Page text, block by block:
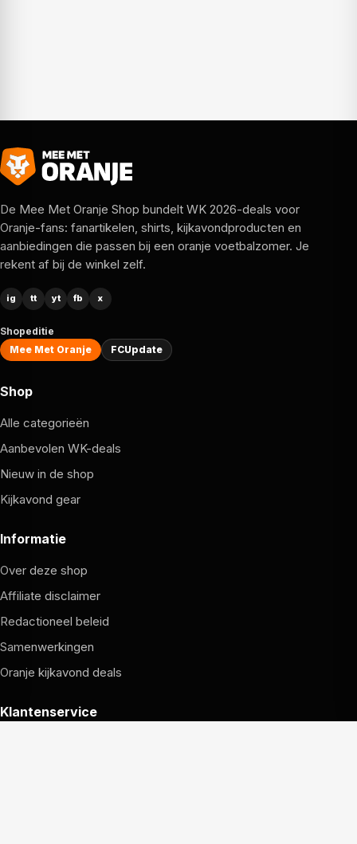
De Mee Met Oranje Shop bundelt WK 2026-deals voor
Oranje-fans: fanartikelen, shirts, kijkavondproducten en
aanbiedingen die passen bij een oranje voetbalzomer. Je
rekent af bij de winkel zelf.
ig tt yt fb x
Shopeditie
Mee Met Oranje
FCUpdate
Shop
Alle categorieën
Aanbevolen WK-deals
Nieuw in de shop
Kijkavond gear
Informatie
Over deze shop
Affiliate disclaimer
Redactioneel beleid
Samenwerkingen
Oranje kijkavond deals
Klantenservice